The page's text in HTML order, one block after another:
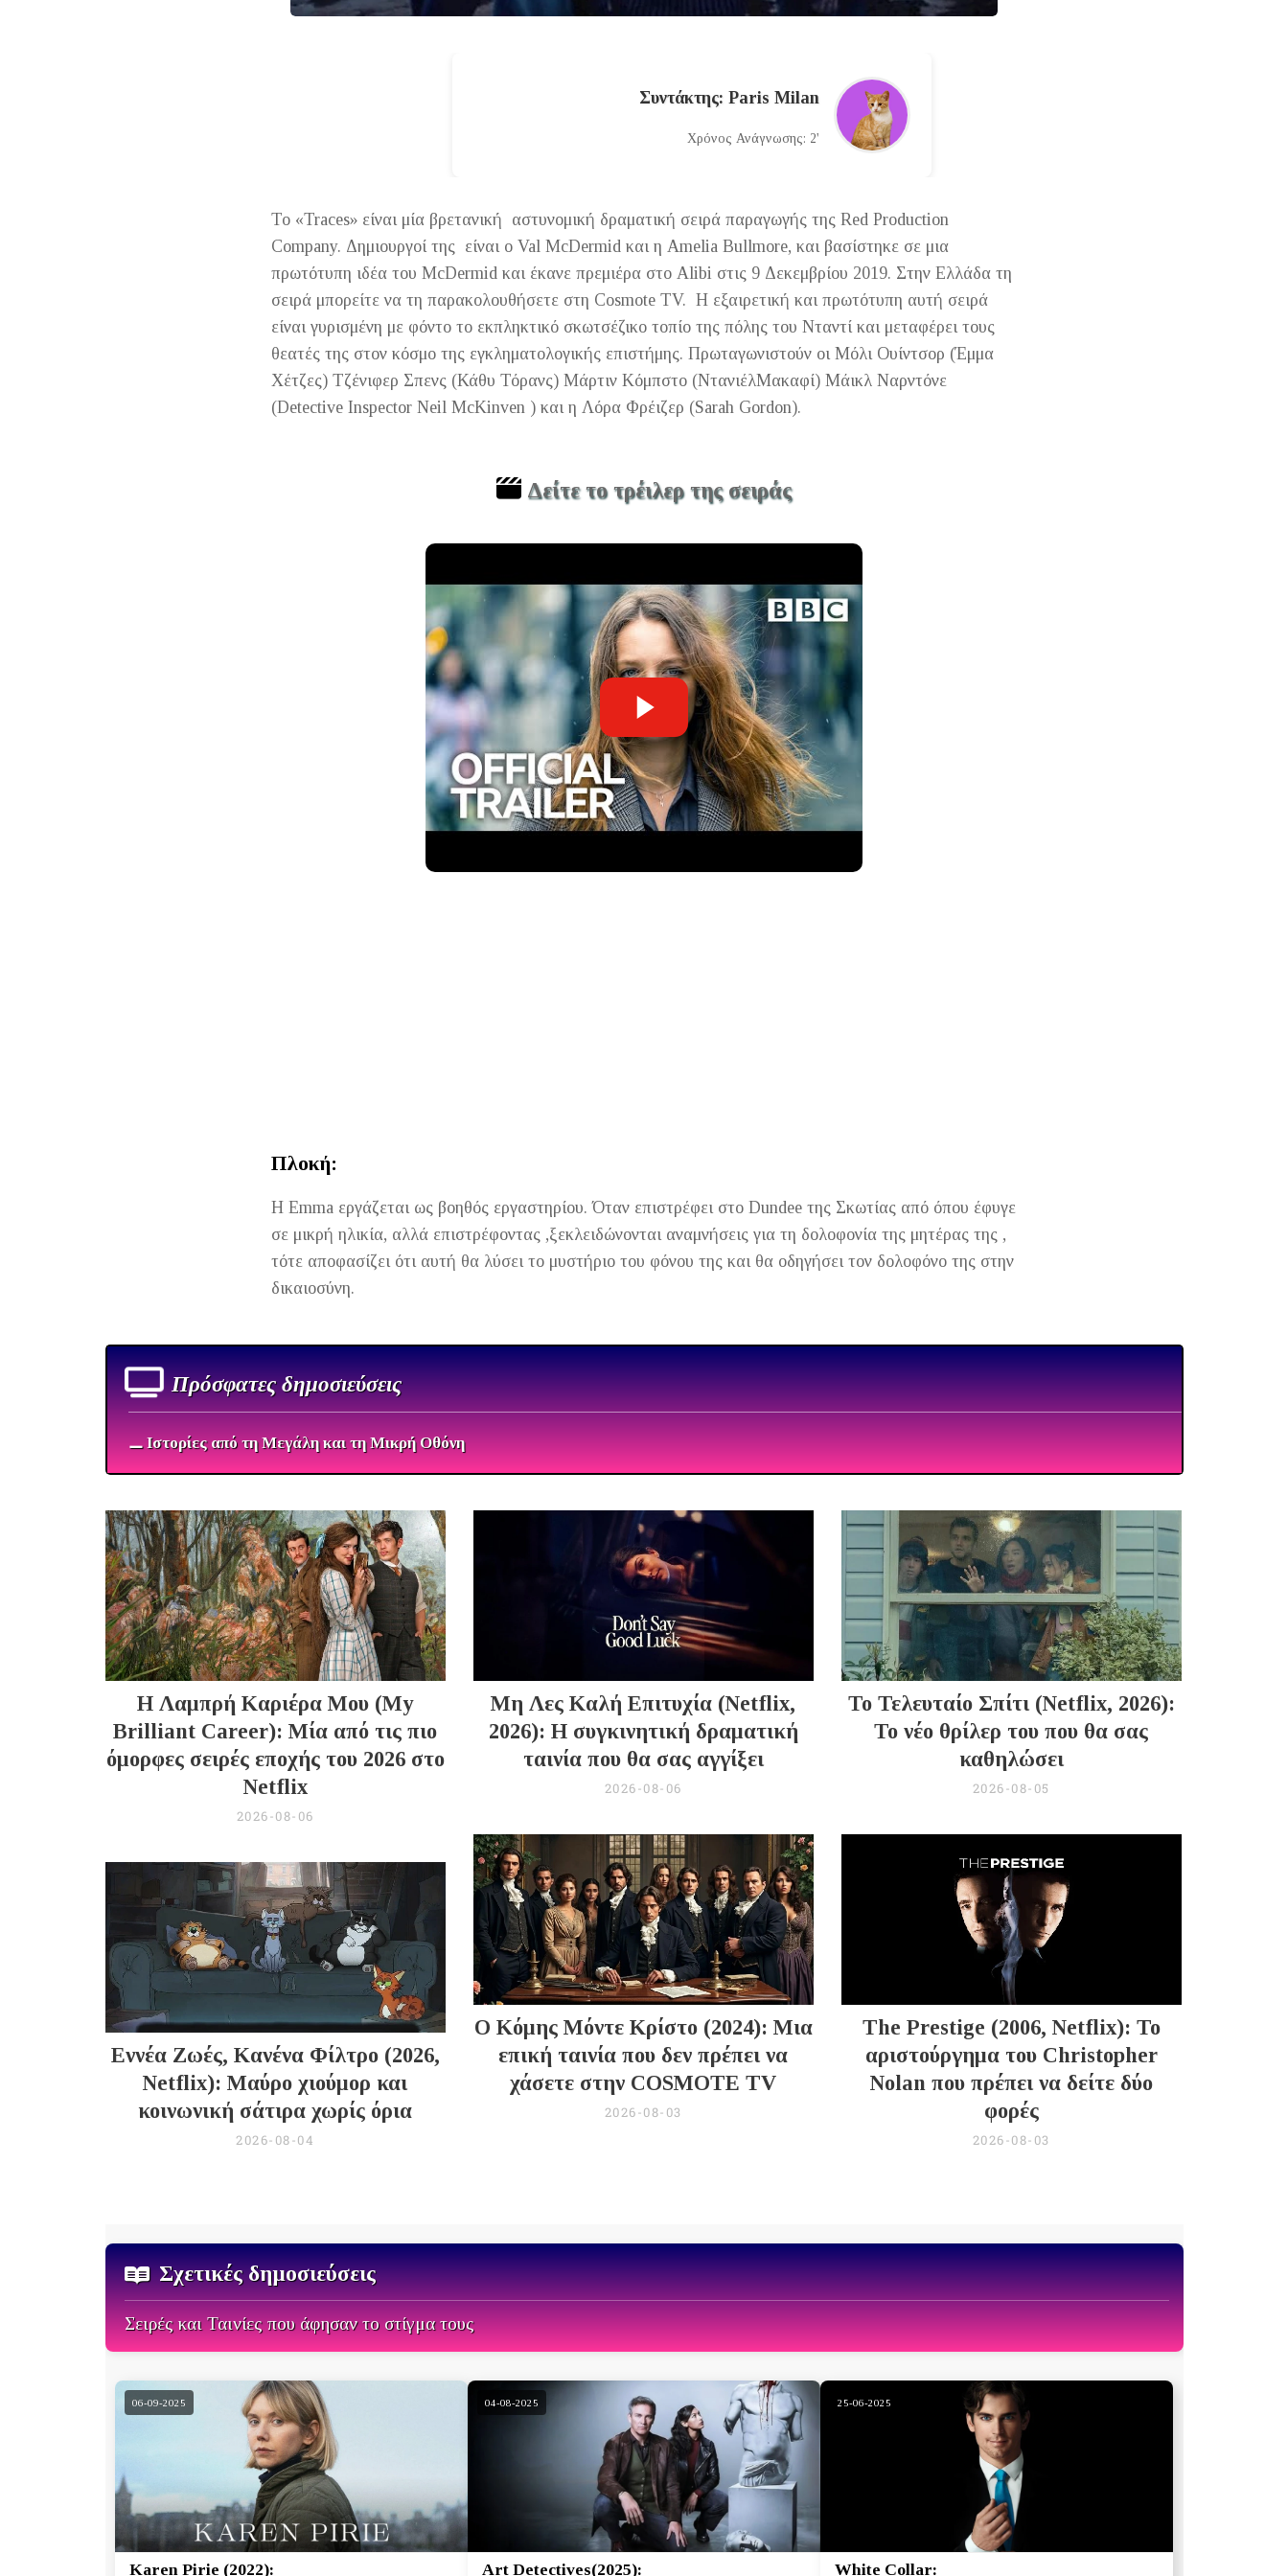
Συντάκτης: Paris Milan
Χρόνος Ανάγνωσης: 2'
Το «Traces» είναι μία βρετανική αστυνομική δραματική σειρά παραγωγής της Red Production
Company. Δημιουργοί της είναι ο Val McDermid και η Amelia Bullmore, και βασίστηκε σε μια
πρωτότυπη ιδέα του McDermid και έκανε πρεμιέρα στο Alibi στις 9 Δεκεμβρίου 2019. Στην Ελλάδα τη
σειρά μπορείτε να τη παρακολουθήσετε στη Cosmote TV. Η εξαιρετική και πρωτότυπη αυτή σειρά
είναι γυρισμένη με φόντο το εκπληκτικό σκωτσέζικο τοπίο της πόλης του Νταντί και μεταφέρει τους
θεατές της στον κόσμο της εγκληματολογικής επιστήμης. Πρωταγωνιστούν οι Μόλι Ουίντσορ (Έμμα
Χέτζες) Τζένιφερ Σπενς (Κάθυ Τόρανς) Μάρτιν Κόμπστο (ΝτανιέλΜακαφί) Μάικλ Ναρντόνε
(Detective Inspector Neil McKinven ) και η Λόρα Φρέιζερ (Sarah Gordon).
Δείτε το τρέιλερ της σειράς
Πλοκή:
Η Emma εργάζεται ως βοηθός εργαστηρίου. Όταν επιστρέφει στο Dundee της Σκωτίας από όπου έφυγε
σε μικρή ηλικία, αλλά επιστρέφοντας ,ξεκλειδώνονται αναμνήσεις για τη δολοφονία της μητέρας της ,
τότε αποφασίζει ότι αυτή θα λύσει το μυστήριο του φόνου της και θα οδηγήσει τον δολοφόνο της στην
δικαιοσύνη.
Πρόσφατες δημοσιεύσεις
⚊ Ιστορίες από τη Μεγάλη και τη Μικρή Οθόνη
Η Λαμπρή Καριέρα Μου (My
Brilliant Career): Μία από τις πιο
όμορφες σειρές εποχής του 2026 στο
Netflix
2026-08-06
Μη Λες Καλή Επιτυχία (Netflix,
2026): Η συγκινητική δραματική
ταινία που θα σας αγγίξει
2026-08-06
Το Τελευταίο Σπίτι (Netflix, 2026):
Το νέο θρίλερ του που θα σας
καθηλώσει
2026-08-05
Εννέα Ζωές, Κανένα Φίλτρο (2026,
Netflix): Μαύρο χιούμορ και
κοινωνική σάτιρα χωρίς όρια
2026-08-04
Ο Κόμης Μόντε Κρίστο (2024): Μια
επική ταινία που δεν πρέπει να
χάσετε στην COSMOTE TV
2026-08-03
The Prestige (2006, Netflix): Το
αριστούργημα του Christopher
Nolan που πρέπει να δείτε δύο
φορές
2026-08-03
Σχετικές δημοσιεύσεις
Σειρές και Ταινίες που άφησαν το στίγμα τους
Karen Pirie (2022):
06-09-2025
Art Detectives(2025):
04-08-2025
White Collar:
25-06-2025